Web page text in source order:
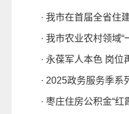
· 我市在首届全省住
· 我市农业农村领域
· 永葆军人本色 岗位
· 2025政务服务季系
· 枣庄住房公积金“